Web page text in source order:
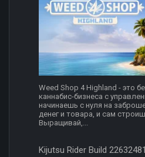
Weed Shop 4 Highland - это
каннабис-бизнеса с
начинаешь с нуля на
денег и товара, и сам
Выращивай,...
Kijutsu Rider Build 22632481